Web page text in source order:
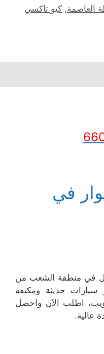
, كيو تاكسي
في
في منطقة الشعب من
حديثة ومكيفة
اطلب الآن واحصل
عالية.